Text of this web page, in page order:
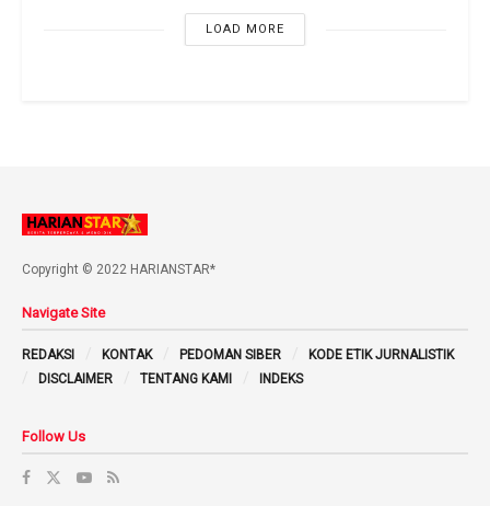
LOAD MORE
Copyright © 2022 HARIANSTAR*
Navigate Site
REDAKSI KONTAK PEDOMAN SIBER
KODE ETIK JURNALISTIK
DISCLAIMER
TENTANG KAMI INDEKS
Follow Us